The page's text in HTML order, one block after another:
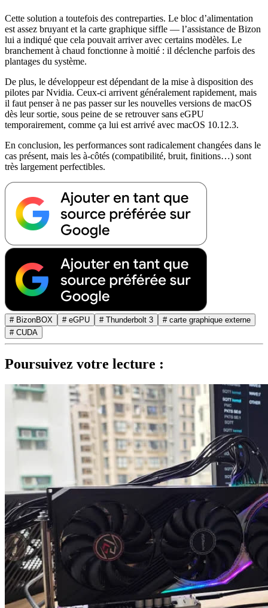
Cette solution a toutefois des contreparties. Le bloc d’alimentation
est assez bruyant et la carte graphique siffle — l’assistance de Bizon
lui a indiqué que cela pouvait arriver avec certains modèles. Le
branchement à chaud fonctionne à moitié : il déclenche parfois des
plantages du système.
De plus, le développeur est dépendant de la mise à disposition des
pilotes par Nvidia. Ceux-ci arrivent généralement rapidement, mais
il faut penser à ne pas passer sur les nouvelles versions de macOS
dès leur sortie, sous peine de se retrouver sans eGPU
temporairement, comme ça lui est arrivé avec macOS 10.12.3.
En conclusion, les performances sont radicalement changées dans le
cas présent, mais les à-côtés (compatibilité, bruit, finitions…) sont
très largement perfectibles.
# BizonBOX # eGPU # Thunderbolt 3
# carte graphique externe
# CUDA
Poursuivez votre lecture :